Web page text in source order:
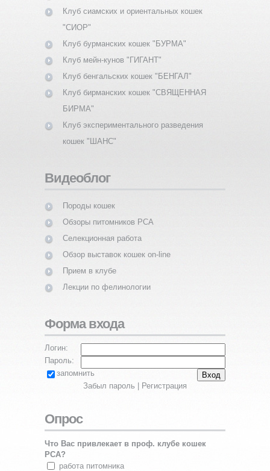
Клуб сиамских и ориентальных кошек
"СИОР"
Клуб бурманских кошек "БУРМА"
Клуб мейн-кунов "ГИГАНТ"
Клуб бенгальских кошек "БЕНГАЛ"
Клуб бирманских кошек "СВЯЩЕННАЯ
БИРМА"
Клуб экспериментального разведения
кошек "ШАНС"
Видеоблог
Породы кошек
Обзоры питомников PCA
Селекционная работа
Обзор выставок кошек on-line
Прием в клубе
Лекции по фелинологии
Форма входа
Логин:
Пароль:
запомнить
Забыл пароль | Регистрация
Опрос
Что Вас привлекает в проф. клубе кошек
PCA?
работа питомника